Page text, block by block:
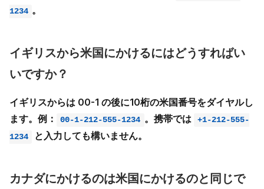
1234 。
イギリスから米国にかけるにはどうすればい
いですか？
イギリスからは 00-1 の後に10桁の米国番号をダイヤルし
ます。例：
00-1-212-555-1234 。携帯では
+1-212-555-
1234
と入力しても構いません。
カナダにかけるのは米国にかけるのと同じで